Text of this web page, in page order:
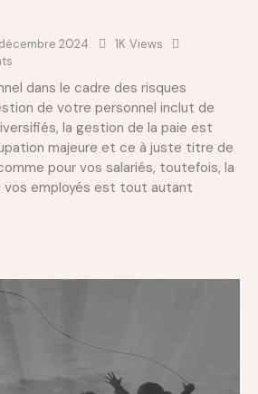
2024 1K Views
dans le cadre des risques
de votre personnel inclut de
la gestion de la paie est
majeure et ce à juste titre de
pour vos salariés, toutefois, la
employés est tout autant